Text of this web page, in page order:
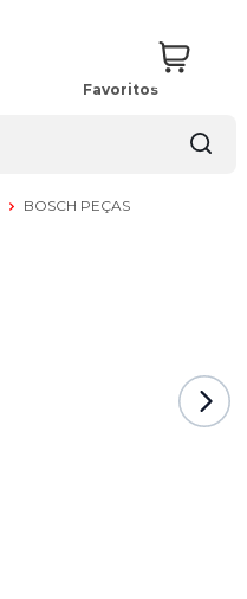
Favoritos
BOSCH PEÇAS